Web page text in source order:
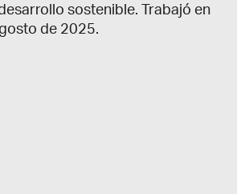
sostenible. Trabajó en
de 2025.